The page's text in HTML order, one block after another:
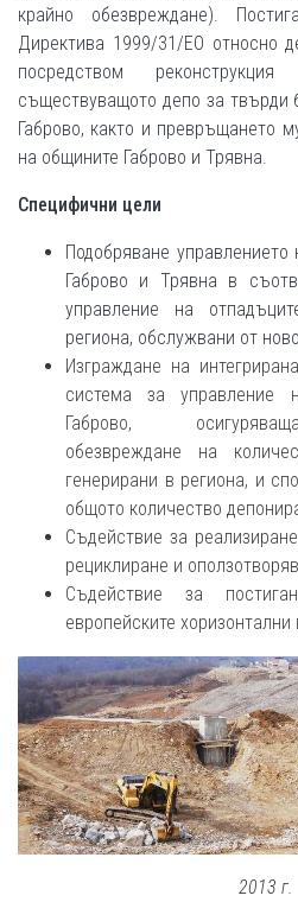
крайно обезвреждане).
Директива 1999/31/ЕО относно
посредством
съществуващото депо за твърди
Габрово, както и превръщането
на общините Габрово и Трявна.
Специфични цели
Подобряване
Габрово и Трявна в
управление на
региона, обслужвани от
Изграждане на
система за управление
Габрово,
обезвреждане на
генерирани в региона, и
общото количество
Съдействие за
рециклиране и
Съдействие за
европейските хоризонтални
2013 г.